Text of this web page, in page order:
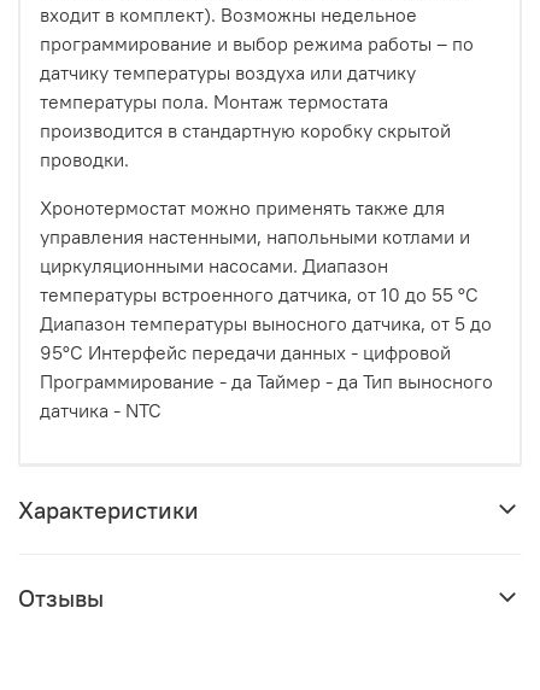
входит в комплект). Возможны недельное
программирование и выбор режима работы – по
датчику температуры воздуха или датчику
температуры пола. Монтаж термостата
производится в стандартную коробку скрытой
проводки.
Хронотермостат можно применять также для
управления настенными, напольными котлами и
циркуляционными насосами. Диапазон
температуры встроенного датчика, от 10 до 55 °C
Диапазон температуры выносного датчика, от 5 до
95°C Интерфейс передачи данных - цифровой
Программирование - да Таймер - да Тип выносного
датчика - NTC
Характеристики
Отзывы